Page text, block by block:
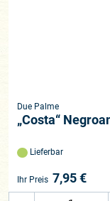
Due Palme
„Costa“
Lieferbar
Ihr Preis 7,95€